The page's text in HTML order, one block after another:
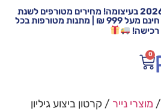
תערוכת פלייס קידס 2026 בעיצומה! מחירים מטורפים לשנת
הלימודים תשפ"ז | משלוח חינם מעל 999 ₪ | מתנות מטורפות בכל
רכישה!
0
/ מוצרי נייר / קרטון ביצוע גיליון